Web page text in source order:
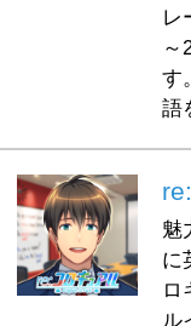
レ
～
す
語
魅
に
ロ
ル